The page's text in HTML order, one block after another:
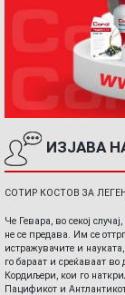
ИЗЈАВА
СОТИР КОСТОВ ЗА
Че Гевара, во секој
не се предава. Им се
истражувачите и
го бараат и среќаваат
Кордиљери, кои го
Пацификот и